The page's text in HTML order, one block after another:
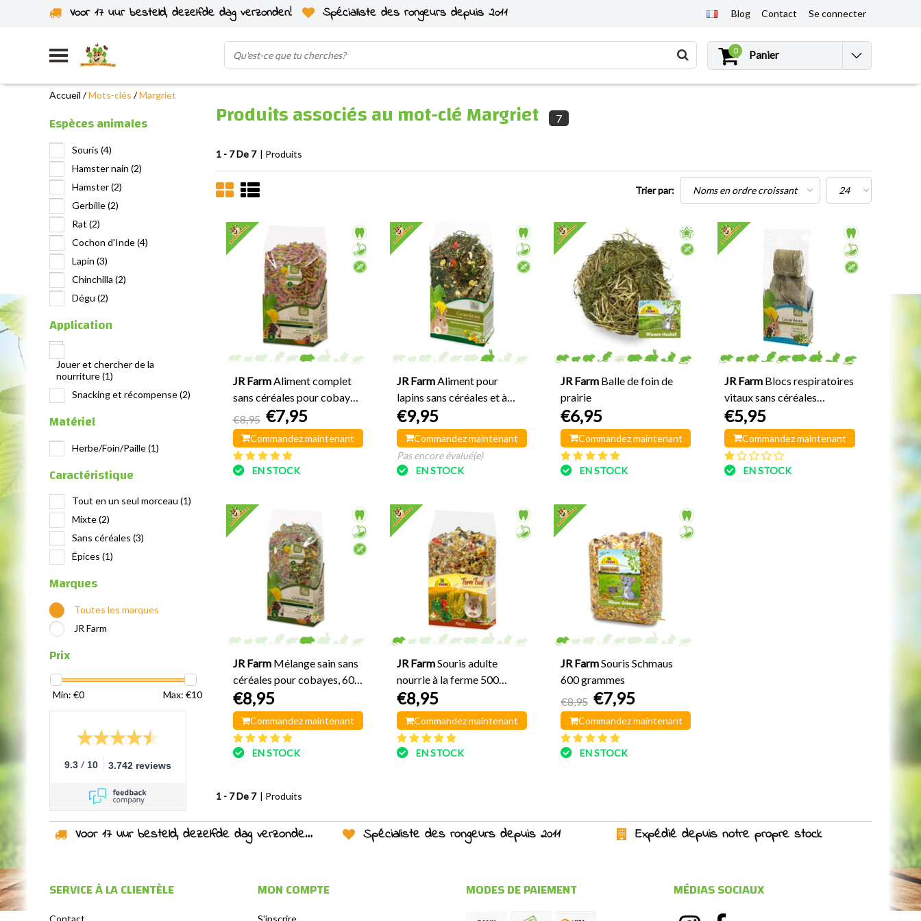
Voor 17 uur besteld, dezelfde dag verzonden!
Spécialiste des rongeurs depuis 2011
Expédié depuis notre propre stock
Blog Contact Se connecter
0 Panier
Accueil /Mots-clés /Margriet
Espèces animales
Souris (4)
Hamster nain (2)
Hamster(2)
Gerbille(2)
Rat (2)
Cochon d'Inde(4)
Lapin (3)
Chinchilla (2)
Dégu (2)
Application
Jouer et chercher de la
nourriture(1)
Snacking et récompense(2)
Matériel
Herbe/Foin/Paille(1)
Caractéristique
Tout en un seul morceau (1)
Mixte(2)
Sans céréales (3)
Épices (1)
Marques
Toutes les marques
JR Farm
Prix
Min: €0 Max: €10
9.3 / 10 3.742 reviews
Produits associés au mot-clé Margriet 7
1 - 7 De 7 | Produits
Trier par:
JR Farm Aliment complet
sans céréales pour cobayes,
600 grammes
€8,95 €7,95
Commandez maintenant
EN STOCK
JR Farm Aliment pour
lapins sans céréales et à
base de plantes, 400
grammes
€9,95
Commandez maintenant
Pas encore évalué(e)
EN STOCK
JR Farm Balle de foin de
prairie
€6,95
Commandez maintenant
EN STOCK
JR Farm Blocs respiratoires
vitaux sans céréales
HEALTH
€5,95
Commandez maintenant
EN STOCK
JR Farm Mélange sain sans
céréales pour cobayes, 600
grammes
€8,95
Commandez maintenant
EN STOCK
JR FarmSouris adulte
nourrie à la ferme 500
grammes
€8,95
Commandez maintenant
EN STOCK
JR FarmSouris Schmaus
600 grammes
€8,95 €7,95
Commandez maintenant
EN STOCK
1 - 7 De 7 | Produits
Voor 17 uur besteld, dezelfde dag verzonden! Spécialiste des rongeurs depuis 2011 Expédié depuis notre propre stock
SERVICE À LA CLIENTÈLE MON COMPTE MODES DE PAIEMENT MÉDIAS SOCIAUX